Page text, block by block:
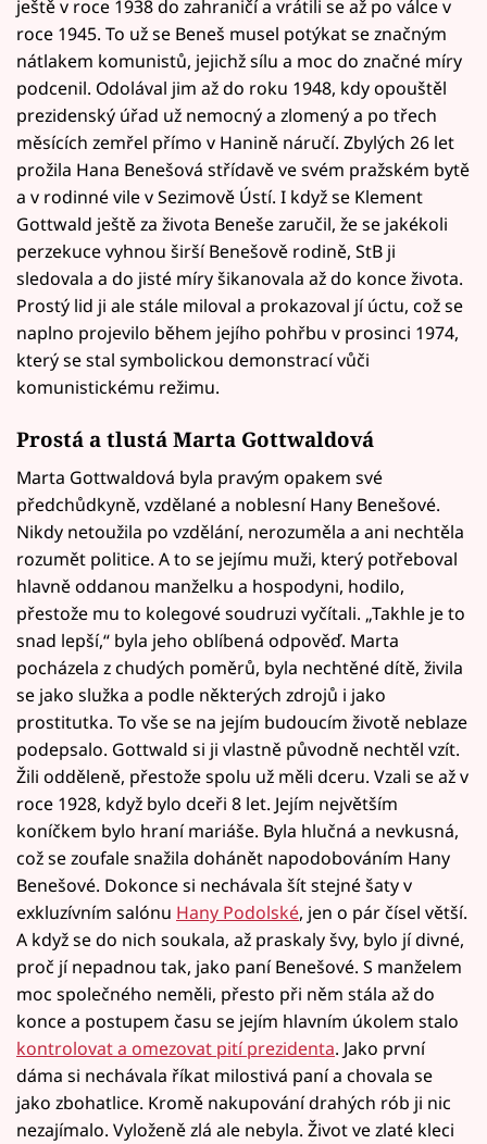
ještě v roce 1938 do zahraničí a vrátili se až po válce v
roce 1945. To už se Beneš musel potýkat se značným
nátlakem komunistů, jejichž sílu a moc do značné míry
podcenil. Odolával jim až do roku 1948, kdy opouštěl
prezidenský úřad už nemocný a zlomený a po třech
měsících zemřel přímo v Hanině náručí. Zbylých 26 let
prožila Hana Benešová střídavě ve svém pražském bytě
a v rodinné vile v Sezimově Ústí. I když se Klement
Gottwald ještě za života Beneše zaručil, že se jakékoli
perzekuce vyhnou širší Benešově rodině, StB ji
sledovala a do jisté míry šikanovala až do konce života.
Prostý lid ji ale stále miloval a prokazoval jí úctu, což se
naplno projevilo během jejího pohřbu v prosinci 1974,
který se stal symbolickou demonstrací vůči
komunistickému režimu.
Prostá a tlustá Marta Gottwaldová
Marta Gottwaldová byla pravým opakem své
předchůdkyně, vzdělané a noblesní Hany Benešové.
Nikdy netoužila po vzdělání, nerozuměla a ani nechtěla
rozumět politice. A to se jejímu muži, který potřeboval
hlavně oddanou manželku a hospodyni, hodilo,
přestože mu to kolegové soudruzi vyčítali. „Takhle je to
snad lepší,“ byla jeho oblíbená odpověď. Marta
pocházela z chudých poměrů, byla nechtěné dítě, živila
se jako služka a podle některých zdrojů i jako
prostitutka. To vše se na jejím budoucím životě neblaze
podepsalo. Gottwald si ji vlastně původně nechtěl vzít.
Žili odděleně, přestože spolu už měli dceru. Vzali se až v
roce 1928, když bylo dceři 8 let. Jejím největším
koníčkem bylo hraní mariáše. Byla hlučná a nevkusná,
což se zoufale snažila dohánět napodobováním Hany
Benešové. Dokonce si nechávala šít stejné šaty v
exkluzívním salónu Hany Podolské, jen o pár čísel větší.
A když se do nich soukala, až praskaly švy, bylo jí divné,
proč jí nepadnou tak, jako paní Benešové. S manželem
moc společného neměli, přesto při něm stála až do
konce a postupem času se jejím hlavním úkolem stalo
kontrolovat a omezovat pití prezidenta. Jako první
dáma si nechávala říkat milostivá paní a chovala se
jako zbohatlice. Kromě nakupování drahých rób ji nic
nezajímalo. Vyloženě zlá ale nebyla. Život ve zlaté kleci